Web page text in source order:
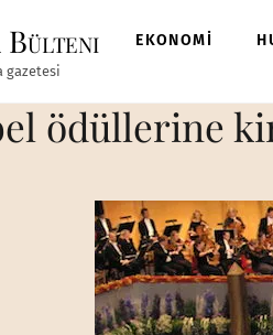
Bülteni
gazetesi
EKONOMİ
ödüllerine